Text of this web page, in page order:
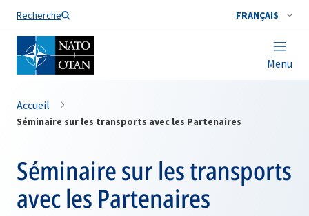
Recherche FRANÇAIS
Menu
Nom de famille*
Accueil
Séminaire sur les transports avec les Partenaires
Séminaire sur les transports
avec les Partenaires